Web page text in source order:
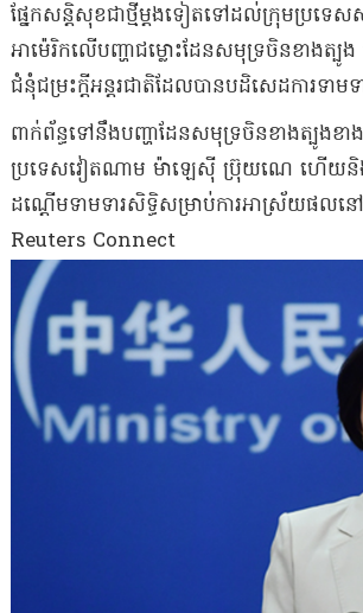
ផ្នែក​សន្ដិសុខ​ជាថ្មី​ម្តងទៀត​ទៅដល់​ក្រុម​ប្រទេ
អាម៉េរិក​លើ​បញ្ហា​ជម្លោះដែនសមុទ្រ​ចិន​ខាងត្
ជំនុំ​ជម្រះក្ដី​អន្តរជាតិ​ដែល​បាន​បដិសេដ​ការទ
ពាក់ព័ន្ធ​ទៅនឹង​បញ្ហា​ដែនសមុទ្រ​ចិន​ខាងត្បូង​ខ
ប្រទេស​វៀតណាម ម៉ាឡេស៊ី ប្រ៊ុយណេ ហើយ​និង​
ដណ្ដើម​ទាមទារ​សិទ្ធិ​សម្រាប់​ការ​អាស្រ័យ​ផល​
Reuters Connect